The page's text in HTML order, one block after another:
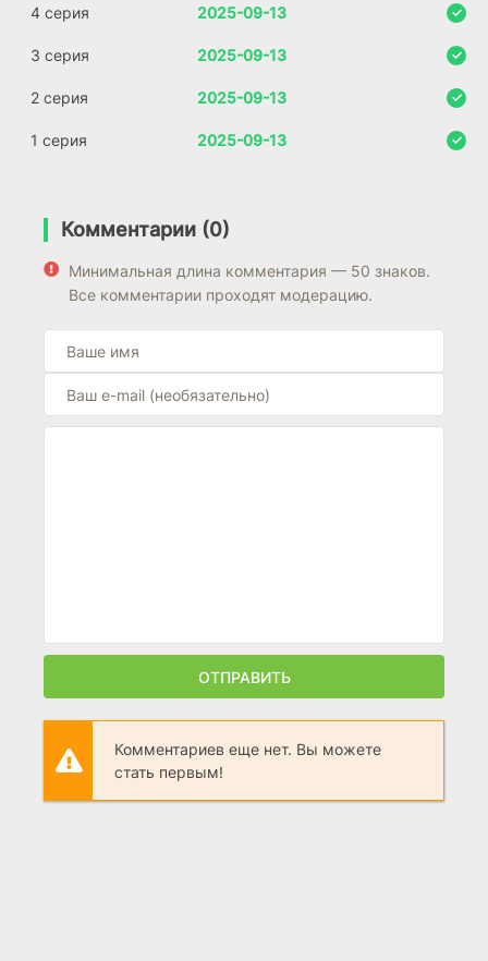
4 серия 2025-09-13
3 серия 2025-09-13
2 серия 2025-09-13
1 серия 2025-09-13
Комментарии (0)
Минимальная длина комментария — 50 знаков.
Все комментарии проходят модерацию.
ОТПРАВИТЬ
Комментариев еще нет. Вы можете
стать первым!